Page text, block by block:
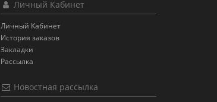
Личный Кабинет
Личный Кабинет
История заказов
Закладки
Рассылка
Новостная рассылка